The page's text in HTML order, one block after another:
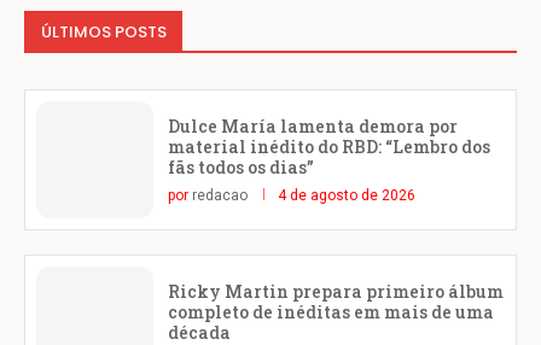
ÚLTIMOS POSTS
Dulce María lamenta demora por
material inédito do RBD: “Lembro dos
fãs todos os dias”
por redacao 4 de agosto de 2026
Ricky Martin prepara primeiro álbum
completo de inéditas em mais de uma
década